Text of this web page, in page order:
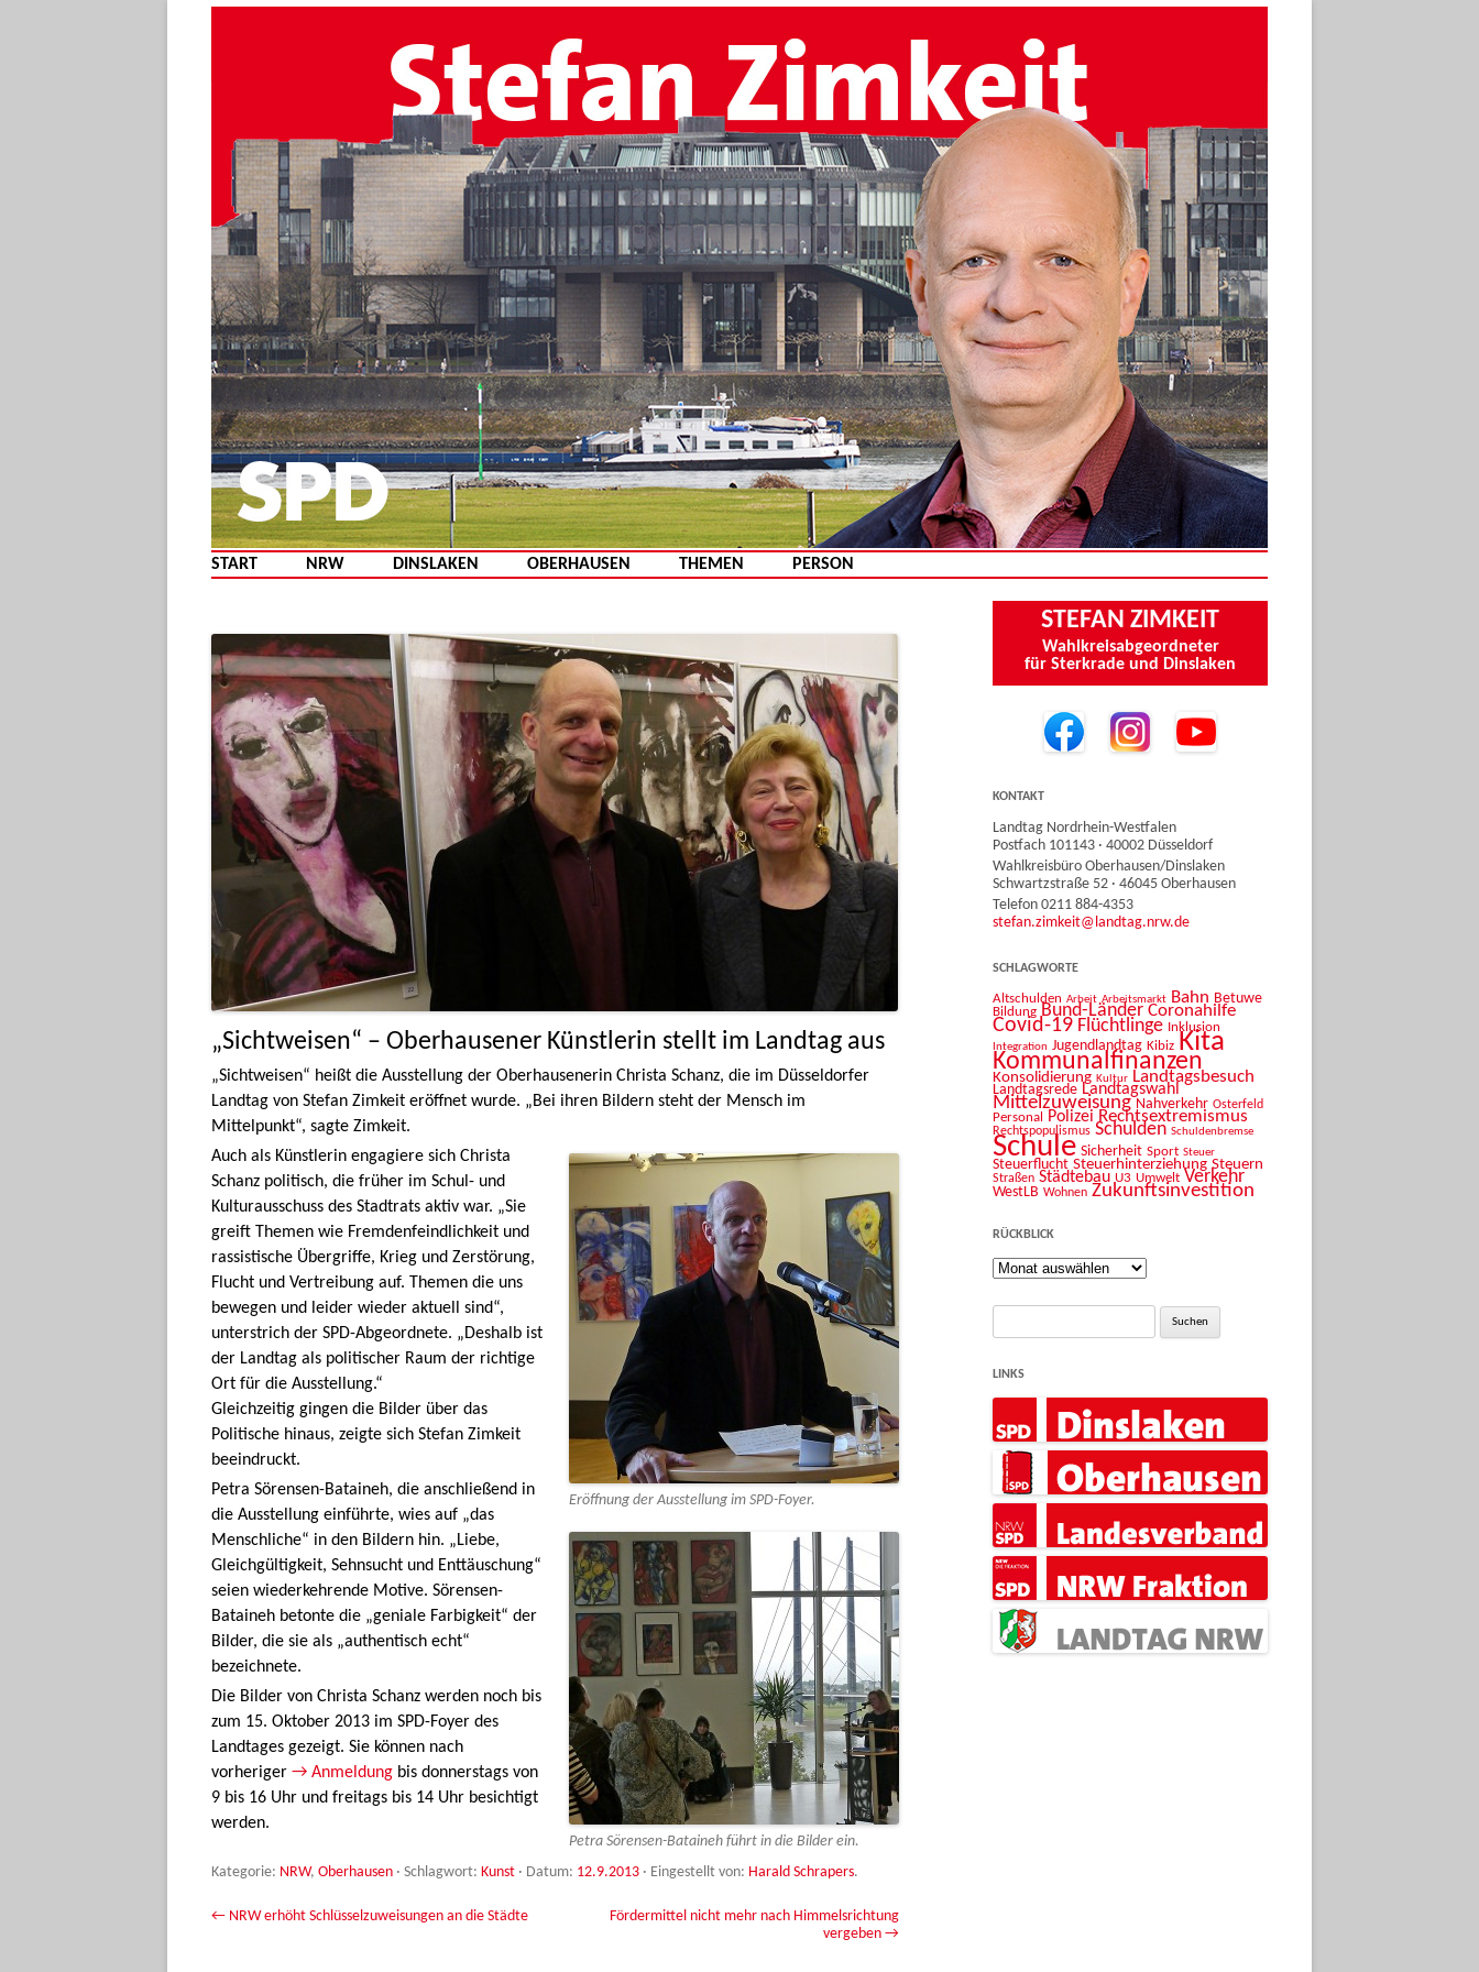
Zum Inhalt springen
START NRW DINSLAKEN OBERHAUSEN THEMEN PERSON
„Sichtweisen“ – Oberhausener Künstlerin stellt im Landtag aus
„Sichtweisen“ heißt die Ausstellung der Oberhausenerin Christa Schanz, die im Düsseldorfer
Landtag von Stefan Zimkeit eröffnet wurde. „Bei ihren Bildern steht der Mensch im
Mittelpunkt“, sagte Zimkeit.
Eröffnung der Ausstellung im SPD-Foyer.
Auch als Künstlerin engagiere sich Christa
Schanz politisch, die früher im Schul- und
Kulturausschuss des Stadtrats aktiv war. „Sie
greift Themen wie Fremdenfeindlichkeit und
rassistische Übergriffe, Krieg und Zerstörung,
Flucht und Vertreibung auf. Themen die uns
bewegen und leider wieder aktuell sind“,
unterstrich der SPD-Abgeordnete. „Deshalb ist
der Landtag als politischer Raum der richtige
Ort für die Ausstellung.“
Gleichzeitig gingen die Bilder über das
Politische hinaus, zeigte sich Stefan Zimkeit
beeindruckt.
Petra Sörensen-Bataineh führt in die Bilder ein.
Petra Sörensen-Bataineh, die anschließend in
die Ausstellung einführte, wies auf „das
Menschliche“ in den Bildern hin. „Liebe,
Gleichgültigkeit, Sehnsucht und Enttäuschung“
seien wiederkehrende Motive. Sörensen-
Bataineh betonte die „geniale Farbigkeit“ der
Bilder, die sie als „authentisch echt“
bezeichnete.
Die Bilder von Christa Schanz werden noch bis
zum 15. Oktober 2013 im SPD-Foyer des
Landtages gezeigt. Sie können nach
vorheriger → Anmeldung bis donnerstags von
9 bis 16 Uhr und freitags bis 14 Uhr besichtigt
werden.
Kategorie: NRW, Oberhausen · Schlagwort: Kunst · Datum: 12.9.2013 · Eingestellt von: Harald Schrapers.
Beitrags-Navigation
← NRW erhöht Schlüsselzuweisungen an die Städte
Fördermittel nicht mehr nach Himmelsrichtung
vergeben →
STEFAN ZIMKEIT
Wahlkreisabgeordneter
für Sterkrade und Dinslaken
KONTAKT
Landtag Nordrhein-Westfalen
Postfach 101143 · 40002 Düsseldorf
Wahlkreisbüro Oberhausen/Dinslaken
Schwartzstraße 52 · 46045 Oberhausen
Telefon 0211 884-4353
stefan.zimkeit@landtag.nrw.de
SCHLAGWORTE
Altschulden Arbeit Arbeitsmarkt Bahn Betuwe
Bildung Bund-Länder Coronahilfe
Covid-19 Flüchtlinge Inklusion
Integration Jugendlandtag Kibiz Kita
Kommunalfinanzen
Konsolidierung Kultur Landtagsbesuch
Landtagsrede Landtagswahl
Mittelzuweisung Nahverkehr Osterfeld
Personal Polizei Rechtsextremismus
Rechtspopulismus Schulden Schuldenbremse
Schule Sicherheit Sport Steuer
Steuerflucht Steuerhinterziehung Steuern
Straßen Städtebau U3 Umwelt Verkehr
WestLB Wohnen Zukunftsinvestition
RÜCKBLICK
Rückblick
Suche
LINKS